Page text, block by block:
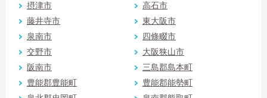
摂津市
高石市
藤井寺市
東大阪市
泉南市
四條畷市
交野市
大阪狭山市
阪南市
三島郡島本町
豊能郡豊能町
豊能郡能勢町